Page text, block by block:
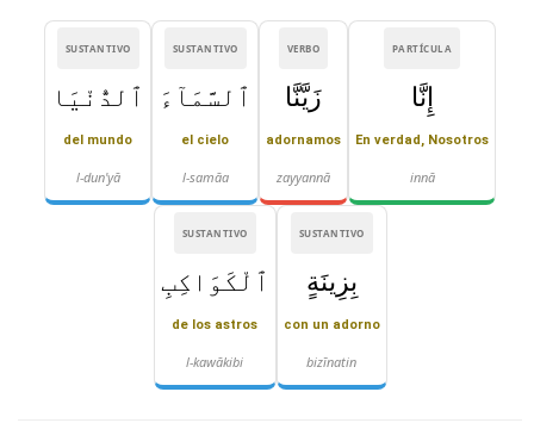
PARTÍCULA
إِنَّا
En verdad, Nosotros
innā
VERBO
زَيَّنَّا
adornamos
zayyannā
SUSTANTIVO
ٱلسَّمَآءَ
el cielo
l-samāa
SUSTANTIVO
ٱلدُّنْيَا
del mundo
l-dun'yā
SUSTANTIVO
بِزِينَةٍ
con un adorno
bizīnatin
SUSTANTIVO
ٱلْكَوَاكِبِ
de los astros
l-kawākibi